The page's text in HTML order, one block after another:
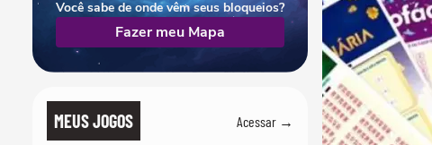
MEUS JOGOS Acessar →
Você sabe de onde vêm seus bloqueios?
Fazer meu Mapa